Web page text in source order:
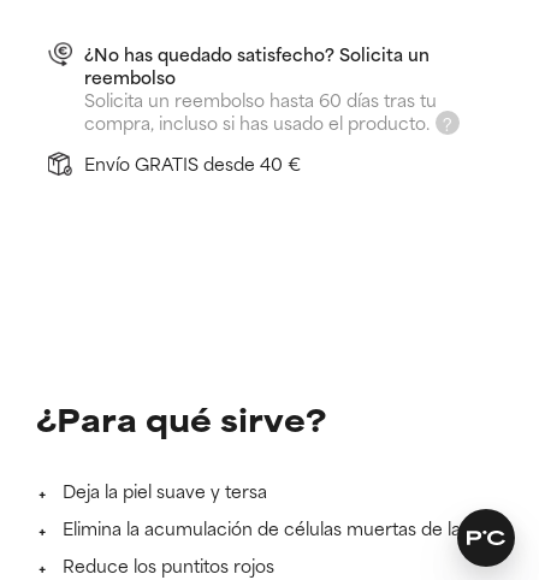
¿No has quedado satisfecho? Solicita un
reembolso
Solicita un reembolso hasta 60 días tras tu
compra, incluso si has usado el producto.
Envío GRATIS desde 40 €
¿Para qué sirve?
‌Deja la piel suave y tersa
Elimina la acumulación de células muertas de la piel
Reduce los puntitos rojos